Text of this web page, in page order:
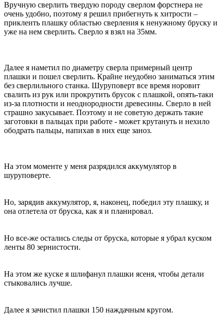
Вручную сверлить твердую породу сверлом форстнера не
очень удобно, поэтому я решил прибегнуть к хитрости –
приклеить плашку областью сверления к ненужному бруску и
уже на нем сверлить. Сверло я взял на 35мм.
Далее я наметил по диаметру сверла примерный центр
плашки и пошел сверлить. Крайне неудобно заниматься этим
без сверлильного станка. Шуруповерт все время норовит
свалить из рук или прокрутить брусок с плашкой, опять-таки
из-за плотности и неоднородности древесины. Сверло в ней
страшно закусывает. Поэтому и не советую держать такие
заготовки в пальцах при работе - может крутануть и нехило
ободрать пальцы, напихав в них еще заноз.
На этом моменте у меня разрядился аккумулятор в
шуруповерте.
Но, зарядив аккумулятор, я, наконец, победил эту плашку, и
она отлетела от бруска, как я и планировал.
Но все-же остались следы от бруска, которые я убрал куском
ленты 80 зернистости.
На этом же куске я шлифанул плашки ясеня, чтобы детали
стыковались лучше.
Далее я зачистил плашки 150 наждачным кругом.